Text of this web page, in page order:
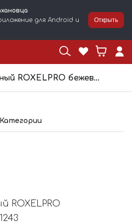
для Android и
Открыть
Герметик шовный ROXELPRO бежевый 310мл 551243
Категории
ROXELPRO